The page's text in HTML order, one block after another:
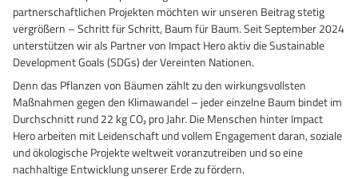
partnerschaftlichen Projekten möchten wir unseren Beitrag stetig
vergrößern – Schritt für Schritt, Baum für Baum. Seit September 2024
unterstützen wir als Partner von Impact Hero aktiv die Sustainable
Development Goals (SDGs) der Vereinten Nationen.
Denn das Pflanzen von Bäumen zählt zu den wirkungsvollsten
Maßnahmen gegen den Klimawandel – jeder einzelne Baum bindet im
Durchschnitt rund 22 kg CO₂ pro Jahr. Die Menschen hinter Impact
Hero arbeiten mit Leidenschaft und vollem Engagement daran, soziale
und ökologische Projekte weltweit voranzutreiben und so eine
nachhaltige Entwicklung unserer Erde zu fördern.
GrassBased Eimer